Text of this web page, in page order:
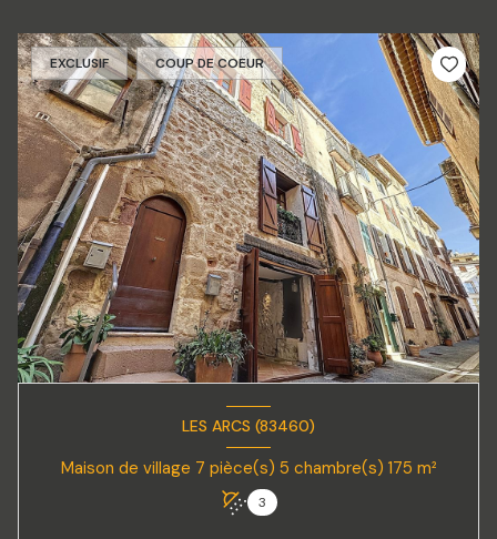
EXCLUSIF COUP DE COEUR
LES ARCS (83460)
Maison de village 7 pièce(s) 5 chambre(s) 175 m²
3